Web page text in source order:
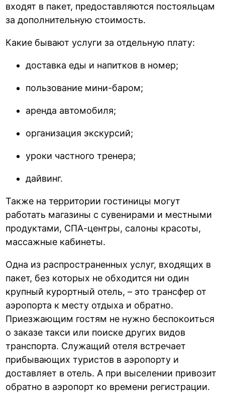
входят в пакет, предоставляются постояльцам
за дополнительную стоимость.
Какие бывают услуги за отдельную плату:
доставка еды и напитков в номер;
пользование мини-баром;
аренда автомобиля;
организация экскурсий;
уроки частного тренера;
дайвинг.
Также на территории гостиницы могут
работать магазины с сувенирами и местными
продуктами, СПА-центры, салоны красоты,
массажные кабинеты.
Одна из распространенных услуг, входящих в
пакет, без которых не обходится ни один
крупный курортный отель, – это трансфер от
аэропорта к месту отдыха и обратно.
Приезжающим гостям не нужно беспокоиться
о заказе такси или поиске других видов
транспорта. Служащий отеля встречает
прибывающих туристов в аэропорту и
доставляет в отель. А при выселении привозит
обратно в аэропорт ко времени регистрации.